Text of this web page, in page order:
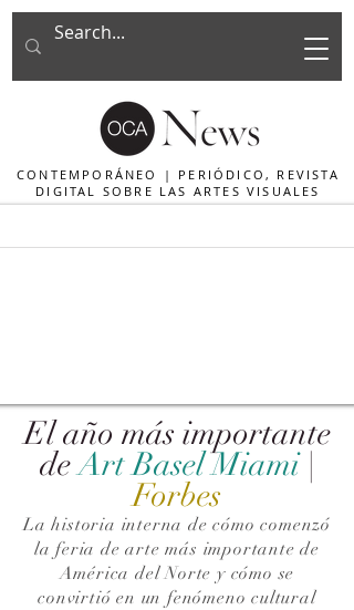
CONTEMPORÁNEO | PERIÓDICO, REVISTA
DIGITAL SOBRE LAS ARTES VISUALES
El año más importante
de Art Basel Miami |
Forbes
La historia interna de cómo comenzó
la feria de arte más importante de
América del Norte y cómo se
convirtió en un fenómeno cultural